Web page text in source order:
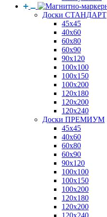
Доски СТАНДАРТ
45x45
40x60
60x80
60x90
90x120
100x100
100x150
100x200
120x180
120x200
120x240
Доски ПРЕМИУМ
45x45
40x60
60x80
60x90
90x120
100x100
100x150
100x200
120x180
120x200
120x240